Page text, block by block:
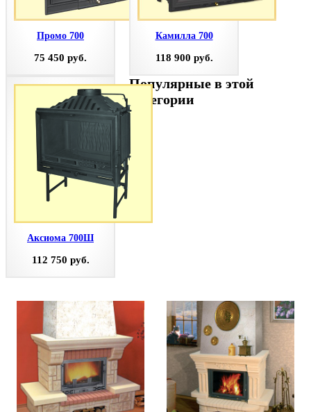
Промо 700
75 450 руб.
Камилла 700
118 900 руб.
Аксиома 700Ш
112 750 руб.
Популярные в этой
категории